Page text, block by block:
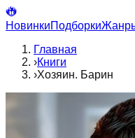
НовинкиПодборки
Главная
›Книги
›Хозяин. Барин